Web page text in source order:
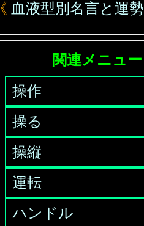
《 血液型別名言と運勢
関連メニュー
操作
操る
操縦
運転
ハンドル